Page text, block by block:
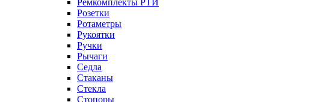
Ремкомплекты РТИ
Розетки
Ротаметры
Рукоятки
Ручки
Рычаги
Седла
Стаканы
Стекла
Стопоры